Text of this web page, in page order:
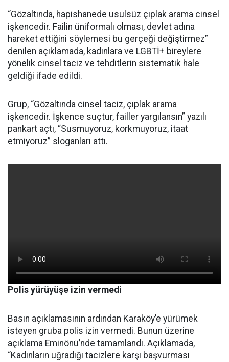
“Gözaltında, hapishanede usulsüz çıplak arama cinsel
işkencedir. Failin üniformalı olması, devlet adına
hareket ettiğini söylemesi bu gerçeği değiştirmez”
denilen açıklamada, kadınlara ve LGBTİ+ bireylere
yönelik cinsel taciz ve tehditlerin sistematik hale
geldiği ifade edildi.
Grup, “Gözaltında cinsel taciz, çıplak arama
işkencedir. İşkence suçtur, failler yargılansın” yazılı
pankart açtı, “Susmuyoruz, korkmuyoruz, itaat
etmiyoruz” sloganları attı.
Polis yürüyüşe izin vermedi
Basın açıklamasının ardından Karaköy’e yürümek
isteyen gruba polis izin vermedi. Bunun üzerine
açıklama Eminönü’nde tamamlandı. Açıklamada,
“Kadınların uğradığı tacizlere karşı başvurması